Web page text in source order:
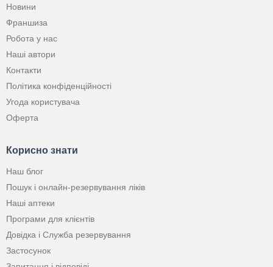
Новини
Франшиза
Робота у нас
Наші автори
Контакти
Політика конфіденційності
Угода користувача
Оферта
Корисно знати
Наш блог
Пошук і онлайн-резервування ліків
Наші аптеки
Програми для клієнтів
Довідка і Служба резервування
Застосунок